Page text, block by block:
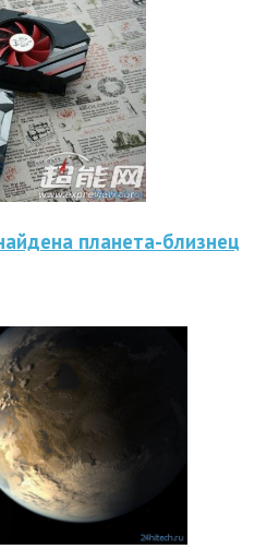
планета-близнец